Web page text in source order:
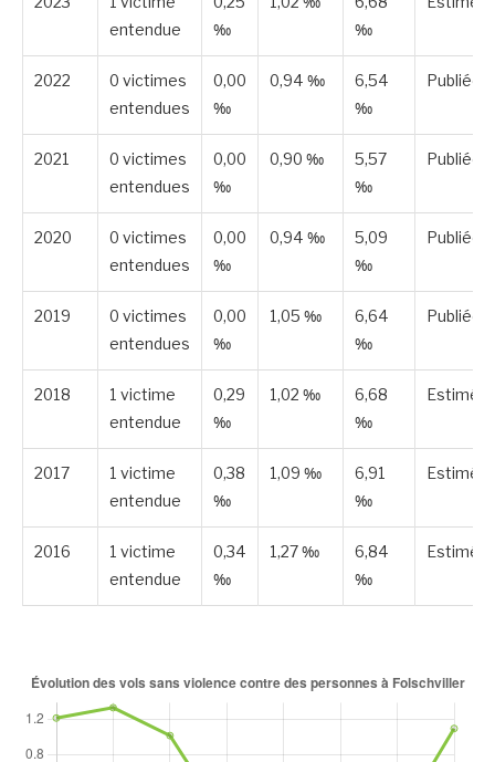
entendue
‰
‰
2022
0 victimes
entendues
0,00
‰
0,94 ‰
6,54
‰
Publiée
2021
0 victimes
entendues
0,00
‰
0,90 ‰
5,57
‰
Publiée
2020
0 victimes
entendues
0,00
‰
0,94 ‰
5,09
‰
Publiée
2019
0 victimes
entendues
0,00
‰
1,05 ‰
6,64
‰
Publiée
2018
1 victime
entendue
0,29
‰
1,02 ‰
6,68
‰
Estimée
2017
1 victime
entendue
0,38
‰
1,09 ‰
6,91
‰
Estimée
2016
1 victime
entendue
0,34
‰
1,27 ‰
6,84
‰
Estimée